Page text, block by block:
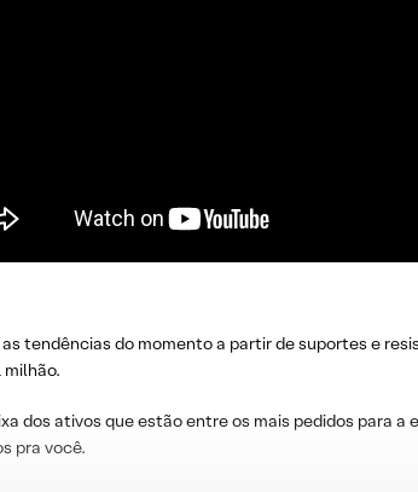
tendências do momento a partir de suportes e
milhão.
dos ativos que estão entre os mais pedidos para a
pra você.